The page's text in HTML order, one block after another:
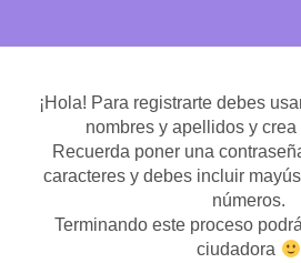
¡Hola! Para registrarte debes
nombres y apellidos y crea
Recuerda poner una
caracteres y debes incluir
números.
Terminando este proceso
ciudadora